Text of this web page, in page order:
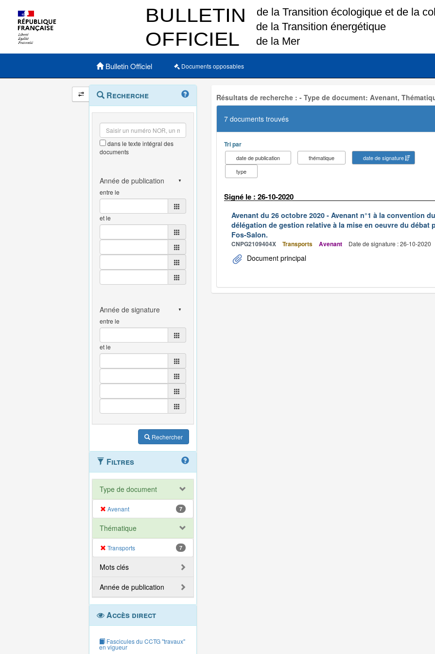
Menu principal
Bulletin Officiel Documents opposables
Navigation
et
outils
annexes
Menu
contextuel
Recherche
dans le texte intégral des
documents
entre le
et le
entre le
et le
Rechercher
Filtres
Type de document
Avenant 7
Thématique
Transports 7
Mots clés
Année de publication
Accès direct
Fascicules du CCTG "travaux"
en vigueur
Résultats de recherche : - Type de document: Avenant,
7 documents trouvés
Tri par
date de publication thématique
date de signature
type
Signé le : 26-10-2020
Avenant du 26 octobre 2020 - Avenant n°1 à la convention
délégation de gestion relative à la mise en oeuvre du
Fos-Salon.
CNPG2109404X Transports Avenant Date de signature : 26-10-2020
Document principal